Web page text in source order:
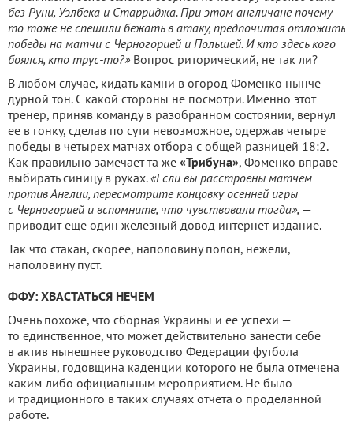
без Руни, Уэлбека и Старриджа. При этом англичане почему-
то тоже не спешили бежать в атаку, предпочитая отложить
победы на матчи с Черногорией и Польшей. И кто здесь кого
боялся, кто трус-то?» Вопрос риторический, не так ли?
В любом случае, кидать камни в огород Фоменко нынче —
дурной тон. С какой стороны не посмотри. Именно этот
тренер, приняв команду в разобранном состоянии, вернул
ее в гонку, сделав по сути невозможное, одержав четыре
победы в четырех матчах отбора с общей разницей 18:2.
Как правильно замечает та же «Трибуна», Фоменко вправе
выбирать синицу в руках.«Если вы расстроены матчем
против Англии, пересмотрите концовку осенней игры
с Черногорией и вспомните, что чувствовали тогда», —
приводит еще один железный довод интернет-издание.
Так что стакан, скорее, наполовину полон, нежели,
наполовину пуст.
ФФУ: ХВАСТАТЬСЯ НЕЧЕМ
Очень похоже, что сборная Украины и ее успехи —
то единственное, что может действительно занести себе
в актив нынешнее руководство Федерации футбола
Украины, годовщина каденции которого не была отмечена
каким-либо официальным мероприятием. Не было
и традиционного в таких случаях отчета о проделанной
работе.